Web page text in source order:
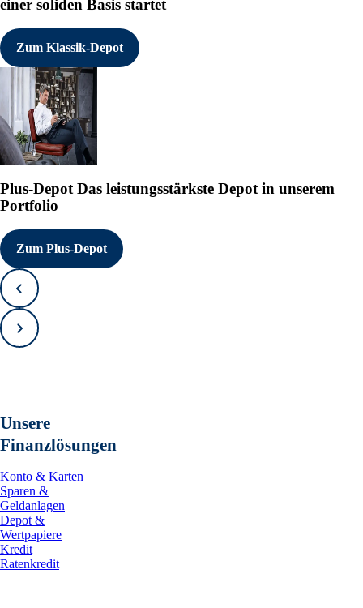
einer soliden Basis startet
Zum Klassik-Depot
Plus-Depot Das leistungsstärkste Depot in unserem
Portfolio
Zum Plus-Depot
Zurück
Vorwärts
Unsere
Finanzlösungen
Konto & Karten
Sparen &
Geldanlagen
Depot &
Wertpapiere
Kredit
Ratenkredit